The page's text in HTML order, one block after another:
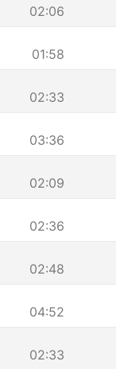
02:06
01:58
02:33
03:36
02:09
02:36
02:48
04:52
02:33